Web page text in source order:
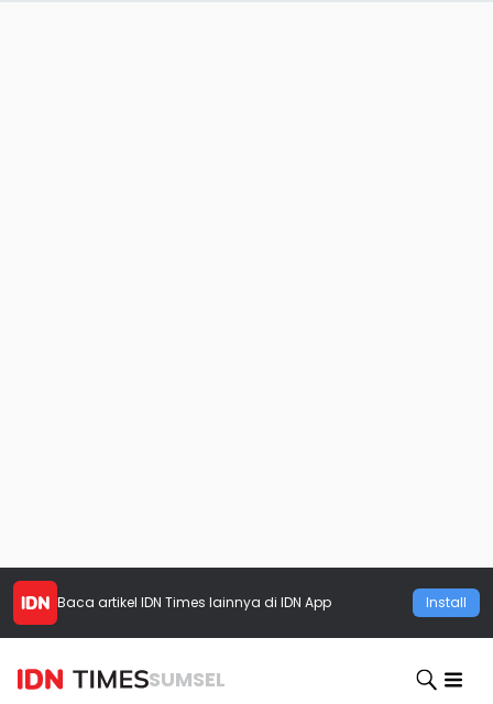
Baca artikel IDN Times lainnya di IDN App Install
SUMSEL